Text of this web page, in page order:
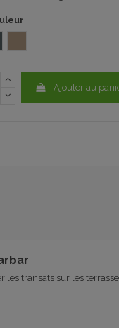
Ajouter au
transats sur les